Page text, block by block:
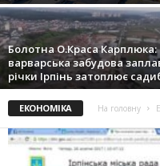
Болотна О.Краса Карплюка:
варварська забудова
річки Ірпінь затоплює
ЕКОНОМІКА На головну